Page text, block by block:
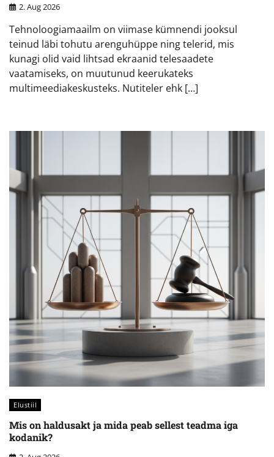
2. Aug 2026
Tehnoloogiamaailm on viimase kümnendi jooksul
teinud läbi tohutu arenguhüppe ning telerid, mis
kunagi olid vaid lihtsad ekraanid telesaadete
vaatamiseks, on muutunud keerukateks
multimeediakeskusteks. Nutiteler ehk […]
Elustiil
Mis on haldusakt ja mida peab sellest teadma iga
kodanik?